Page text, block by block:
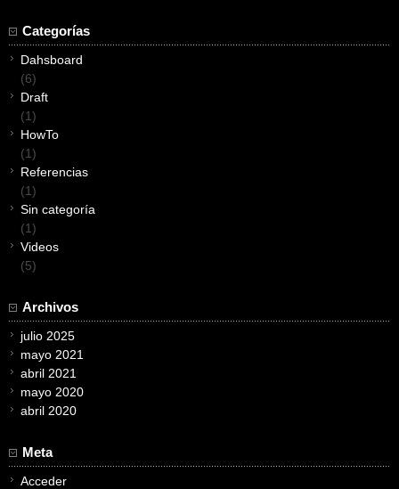
Categorías
Dahsboard
(6)
Draft
(1)
HowTo
(1)
Referencias
(1)
Sin categoría
(1)
Videos
(5)
Archivos
julio 2025
mayo 2021
abril 2021
mayo 2020
abril 2020
Meta
Acceder